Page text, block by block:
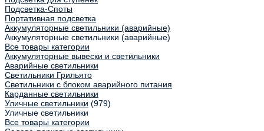
Подсветка-Споты
Портативная подсветка
Аккумуляторные светильники (аварийные)
Аккумуляторные светильники (аварийные)
Все товары категории
Аккумуляторные вывески и светильники
Аварийные светильники
Светильники Грильято
Светильники с блоком аварийного питания
Карданные светильники
Уличные светильники (979)
Уличные светильники
Все товары категории